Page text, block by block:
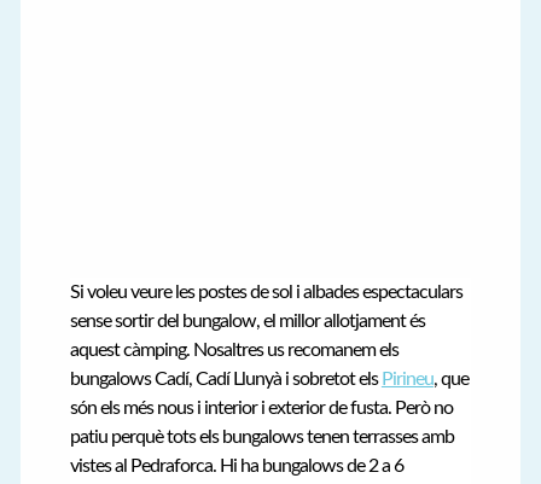
Si voleu veure les postes de sol i albades espectaculars
sense sortir del bungalow, el millor allotjament és
aquest càmping. Nosaltres us recomanem els
bungalows Cadí, Cadí Llunyà i sobretot els Pirineu, que
són els més nous i interior i exterior de fusta. Però no
patiu perquè tots els bungalows tenen terrasses amb
vistes al Pedraforca. Hi ha bungalows de 2 a 6